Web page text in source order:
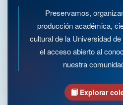
Preservamos,
producción académica,
cultural de la Universidad
el acceso abierto al
nuestra
Explorar